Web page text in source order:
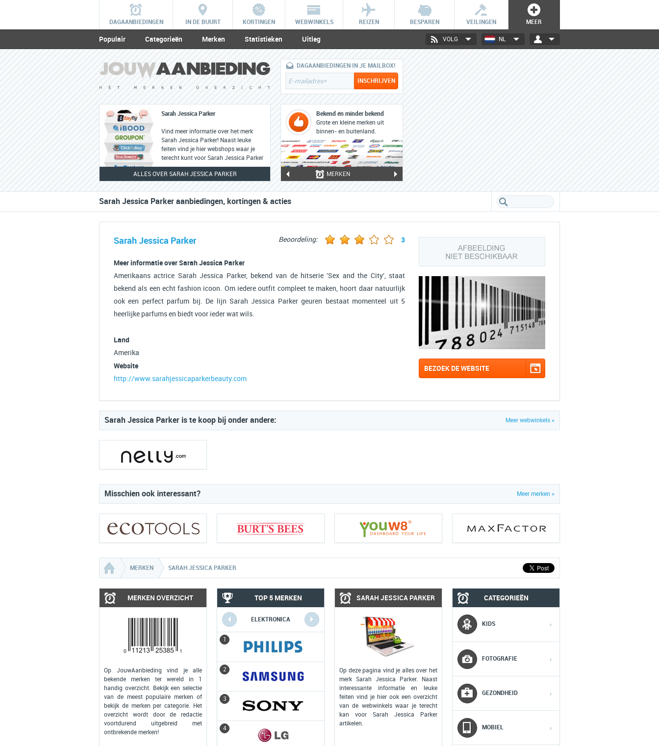
DAGAANBIEDINGEN IN DE BUURT KORTINGEN WEBWINKELS REIZEN BESPAREN VEILINGEN MEER
Populair Categorieën Merken Statistieken Uitleg NL
VOLG
Sarah Jessica Parker
Vind meer informatie over het merk
Sarah Jessica Parker! Naast leuke
feiten vind je hier webshops waar je
terecht kunt voor Sarah Jessica Parker
artikelen.
ALLES OVER SARAH JESSICA PARKER
DAGAANBIEDINGEN IN JE MAILBOX!
Bekend én minder bekend
Grote en kleine merken uit
binnen- en buitenland.
MERKEN
Sarah Jessica Parker aanbiedingen, kortingen & acties
Sarah Jessica Parker Beoordeling: 3
Meer informatie over Sarah Jessica Parker
Amerikaans actrice Sarah Jessica Parker, bekend van de hitserie 'Sex and the City', staat
bekend als een echt fashion icoon. Om iedere outfit compleet te maken, hoort daar natuurlijk
ook een perfect parfum bij. De lijn Sarah Jessica Parker geuren bestaat momenteel uit 5
heerlijke parfums en biedt voor ieder wat wils.
Land
Amerika
Website
http://www.sarahjessicaparkerbeauty.com
BEZOEK DE WEBSITE
Meer webwinkels »
Sarah Jessica Parker is te koop bij onder andere:
Meer merken »
Misschien ook interessant?
MERKEN SARAH JESSICA PARKER
MERKEN OVERZICHT
Op JouwAanbieding vind je alle
bekende merken ter wereld in 1
handig overzicht. Bekijk een selectie
van de meest populaire merken of
bekijk de merken per categorie. Het
overzicht wordt door de redactie
voortdurend uitgebreid met
ontbrekende merken!
TOP 5 MERKEN
ELEKTRONICA
1
2
3
4
COMPUTERS MOBIEL
2
3
SARAH JESSICA PARKER
Op deze pagina vind je alles over het
merk Sarah Jessica Parker. Naast
interessante informatie en leuke
feiten vind je hier ook een overzicht
van de webwinkels waar je terecht
kan voor Sarah Jessica Parker
artikelen.
CATEGORIEËN
KIDS ›
FOTOGRAFIE ›
GEZONDHEID ›
MOBIEL ›